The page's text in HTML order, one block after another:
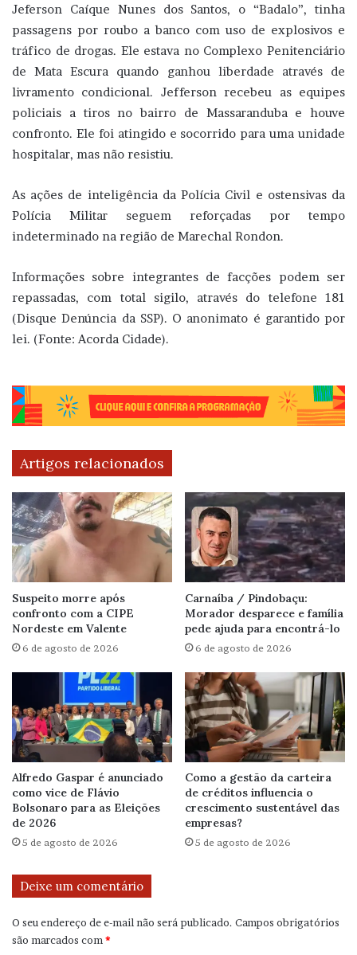
Jeferson Caíque Nunes dos Santos, o “Badalo”, tinha
passagens por roubo a banco com uso de explosivos e
tráfico de drogas. Ele estava no Complexo Penitenciário
de Mata Escura quando ganhou liberdade através de
livramento condicional. Jefferson recebeu as equipes
policiais a tiros no bairro de Massaranduba e houve
confronto. Ele foi atingido e socorrido para uma unidade
hospitalar, mas não resistiu.
As ações de inteligência da Polícia Civil e ostensivas da
Polícia Militar seguem reforçadas por tempo
indeterminado na região de Marechal Rondon.
Informações sobre integrantes de facções podem ser
repassadas, com total sigilo, através do telefone 181
(Disque Denúncia da SSP). O anonimato é garantido por
lei. (Fonte: Acorda Cidade).
Artigos relacionados
Suspeito morre após
confronto com a CIPE
Nordeste em Valente
6 de agosto de 2026
Carnaíba / Pindobaçu:
Morador desparece e família
pede ajuda para encontrá-lo
6 de agosto de 2026
Alfredo Gaspar é anunciado
como vice de Flávio
Bolsonaro para as Eleições
de 2026
5 de agosto de 2026
Como a gestão da carteira
de créditos influencia o
crescimento sustentável das
empresas?
5 de agosto de 2026
Deixe um comentário
O seu endereço de e-mail não será publicado. Campos obrigatórios
são marcados com *